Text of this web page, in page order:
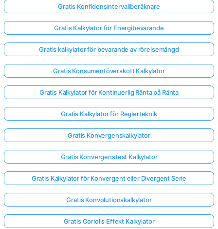
Gratis Konfidensintervallberäknare
Gratis Kalkylator för Energibevarande
Gratis kalkylator för bevarande av rörelsemängd
Gratis Konsumentöverskott Kalkylator
Gratis Kalkylator för Kontinuerlig Ränta på Ränta
Gratis Kalkylator för Reglerteknik
Gratis Konvergenskalkylator
Gratis Konvergenstest Kalkylator
Gratis Kalkylator för Konvergent eller Divergent Serie
Gratis Konvolutionskalkylator
Gratis Coriolis Effekt Kalkylator